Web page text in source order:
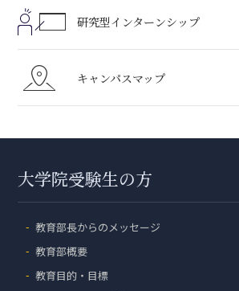
研究型インターンシップ
キャンパスマップ
大学院受験生の方
教育部長からのメッセージ
教育部概要
教育目的・目標